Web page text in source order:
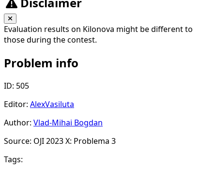
Evaluation results on Kilonova might be different to
those during the contest.
Problem info
ID: 505
Editor: AlexVasiluta
Author: Vlad-Mihai Bogdan
Source: OJI 2023 X: Problema 3
Tags: